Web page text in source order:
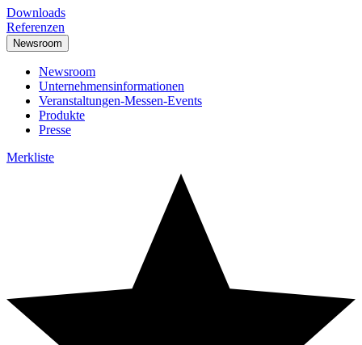
Downloads
Referenzen
Newsroom
Newsroom
Unternehmensinformationen
Veranstaltungen-Messen-Events
Produkte
Presse
Merkliste